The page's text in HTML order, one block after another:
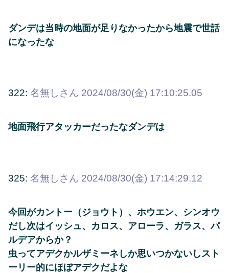
ダンデは当時の地面が足りなかったから地震で世話
になったな
322: 名無しさん 2024/08/30(金) 17:10:25.05
地面飛行アタッカーだったなダンデは
325: 名無しさん 2024/08/30(金) 17:14:29.12
今回がカントー（ジョウト）、ホウエン、シンオウ
だし次はイッシュ、カロス、アローラ、ガラス、パ
ルデアからか？
虫ってアデクかルザミーネしか思いつかないしスト
ーリー的にほぼアデクだよな